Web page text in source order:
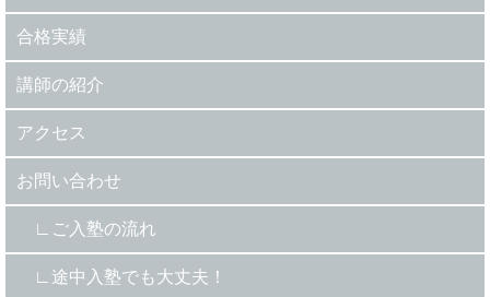
合格実績
講師の紹介
アクセス
お問い合わせ
ご入塾の流れ
途中入塾でも大丈夫！